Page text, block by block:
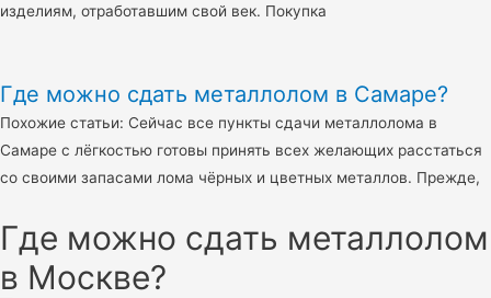
изделиям, отработавшим свой век. Покупка
Где можно сдать металлолом в Самаре?
Похожие статьи: Сейчас все пункты сдачи металлолома в
Самаре с лёгкостью готовы принять всех желающих расстаться
со своими запасами лома чёрных и цветных металлов. Прежде,
Где можно сдать металлолом
в Москве?